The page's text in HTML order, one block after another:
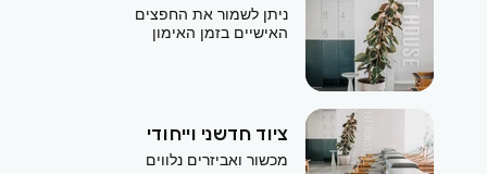
ניתן לשמור את החפצים
האישיים בזמן האימון
ציוד חדשני וייחודי
מכשור ואביזרים נלווים